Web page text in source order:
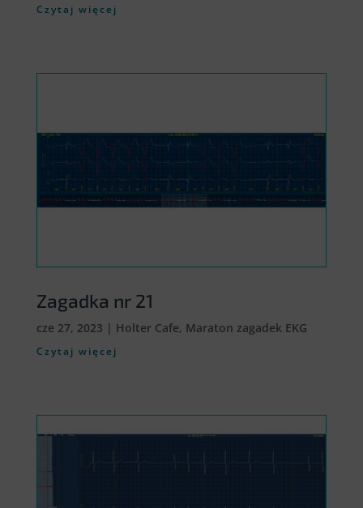
Czytaj więcej
Zagadka nr 21
cze 27, 2023 | Holter Cafe, Maraton zagadek EKG
Czytaj więcej